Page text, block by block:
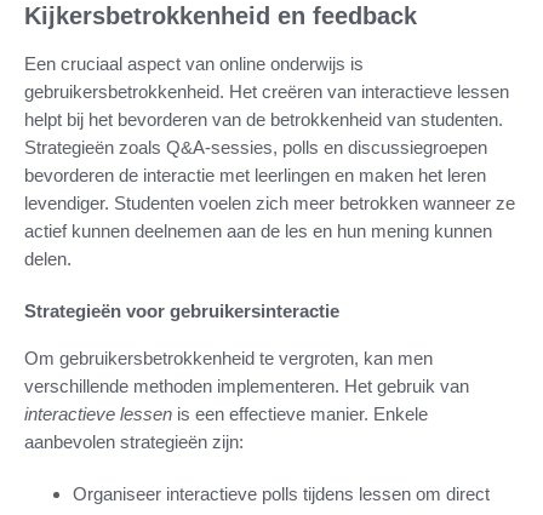
Kijkersbetrokkenheid en feedback
Een cruciaal aspect van online onderwijs is
gebruikersbetrokkenheid. Het creëren van interactieve lessen
helpt bij het bevorderen van de betrokkenheid van studenten.
Strategieën zoals Q&A-sessies, polls en discussiegroepen
bevorderen de interactie met leerlingen en maken het leren
levendiger. Studenten voelen zich meer betrokken wanneer ze
actief kunnen deelnemen aan de les en hun mening kunnen
delen.
Strategieën voor gebruikersinteractie
Om gebruikersbetrokkenheid te vergroten, kan men
verschillende methoden implementeren. Het gebruik van
interactieve lessen is een effectieve manier. Enkele
aanbevolen strategieën zijn:
Organiseer interactieve polls tijdens lessen om direct